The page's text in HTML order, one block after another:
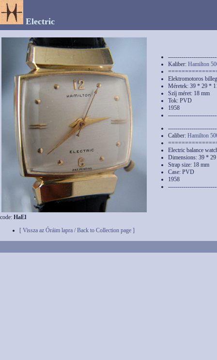
Electric
Kaliber: Hamilton
Elektromotoros
Méretek: 39 * 29 *
Szíj méret: 18 mm
Tok: PVD
1958
Caliber: Hamilton
Electric balance
Dimensions: 39 *
Strap size: 18 mm
Case: PVD
1958
code: HaEl
[ Vissza az Óráim lapra / Back to Collection page ]